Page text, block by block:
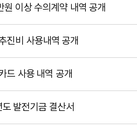
원 이상 수의계약 내역 공개
진비 사용내역 공개
드 사용 내역 공개
발전기금 결산서